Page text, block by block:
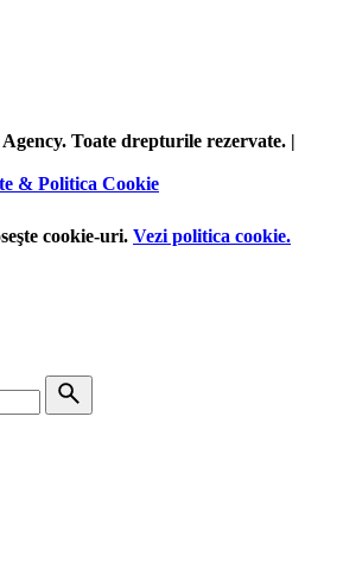
Toate drepturile rezervate. |
& Politica Cookie
cookie-uri. Vezi politica cookie.